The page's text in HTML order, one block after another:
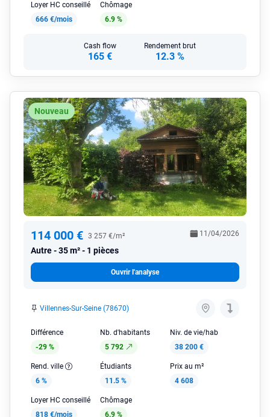
Loyer HC conseillé
666 €/mois
Chômage
6.9 %
Cash flow
165 €
Rendement brut
12.3 %
Nouveau
114 000 € 3 257 €/m²
Autre 35 m² - 1 pièces
11/04/2026
Ouvrir l'analyse
Villennes-Sur-Seine (78670)
Différence
-29 %
Nb. d'habitants
5 792
Niv. de vie/hab
38 200 €
Rend. ville
6 %
Étudiants
11.5 %
Prix au m²
4 608
Loyer HC conseillé
818 €/mois
Chômage
6.9 %